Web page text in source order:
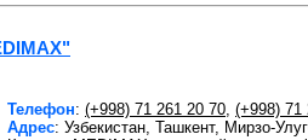
Телефон: (+998) 71 261 20 70, (+998) 71
Адрес: Узбекистан, Ташкент, Мирзо-